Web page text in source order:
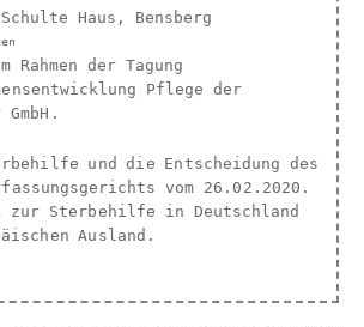
Haus, Bensberg
Rahmen der Tagung
Pflege der
und die Entscheidung des
vom 26.02.2020.
zur Sterbehilfe in Deutschland
Ausland.